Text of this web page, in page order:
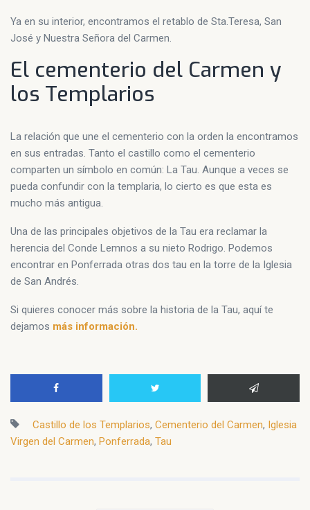
Ya en su interior, encontramos el retablo de Sta.Teresa, San
José y Nuestra Señora del Carmen.
El cementerio del Carmen y
los Templarios
La relación que une el cementerio con la orden la encontramos
en sus entradas. Tanto el castillo como el cementerio
comparten un símbolo en común: La Tau. Aunque a veces se
pueda confundir con la templaria, lo cierto es que esta es
mucho más antigua.
Una de las principales objetivos de la Tau era reclamar la
herencia del Conde Lemnos a su nieto Rodrigo. Podemos
encontrar en Ponferrada otras dos tau en la torre de la Iglesia
de San Andrés.
Si quieres conocer más sobre la historia de la Tau, aquí te
dejamos más información.
Castillo de los Templarios, Cementerio del Carmen, Iglesia
Virgen del Carmen, Ponferrada, Tau